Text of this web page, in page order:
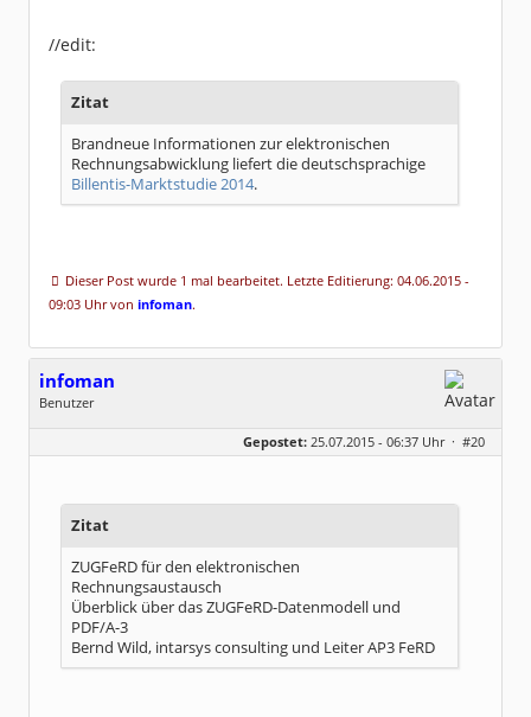
//edit:
Zitat
Brandneue Informationen zur elektronischen
Rechnungsabwicklung liefert die deutschsprachige
Billentis-Marktstudie 2014.
Dieser Post wurde 1 mal bearbeitet. Letzte Editierung: 04.06.2015 -
09:03 Uhr von infoman.
infoman
Benutzer
Dabei seit:
06 / 2008
Gepostet: 25.07.2015 - 06:37 Uhr · #20
Zitat
ZUGFeRD für den elektronischen
Rechnungsaustausch
Überblick über das ZUGFeRD-Datenmodell und
PDF/A-3
Bernd Wild, intarsys consulting und Leiter AP3 FeRD